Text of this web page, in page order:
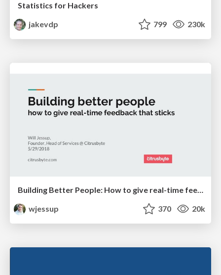
Statistics for Hackers
jakevdp
799 230k
Building Better People: How to give real-time feedback that sticks.
wjessup
370 20k